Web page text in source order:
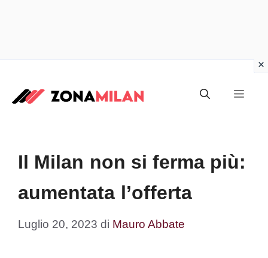
Il Milan non si ferma più:
aumentata l’offerta
Luglio 20, 2023 di Mauro Abbate